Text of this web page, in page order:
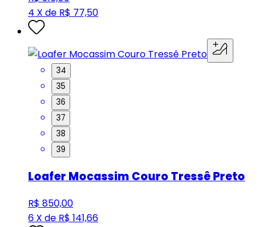
4 X de R$ 77,50
34
35
36
37
38
39
Loafer Mocassim Couro Tressê Preto
R$ 850,00
6 X de R$ 141,66